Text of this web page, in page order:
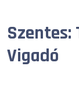
Szentes:
Vigadó